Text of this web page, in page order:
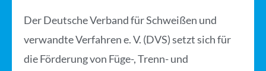
Der Deutsche Verband für Schweißen und
verwandte Verfahren e. V. (DVS) setzt sich für
die Förderung von Füge-, Trenn- und